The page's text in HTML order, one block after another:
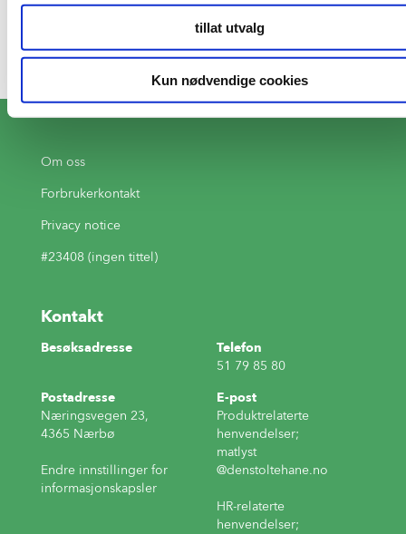
tillat utvalg
Kun nødvendige cookies
et kjøkkenhåndkle med en plastikkpose rundt.
Om oss
Forbrukerkontakt
Privacy notice
#23408 (ingen tittel)
Kontakt
Besøksadresse
Telefon
51 79 85 80
Postadresse
Næringsvegen 23,
4365 Nærbø
Endre innstillinger for
informasjonskapsler
E-post
Produktrelaterte
henvendelser;
matlyst
@denstoltehane.no
HR-relaterte
henvendelser;